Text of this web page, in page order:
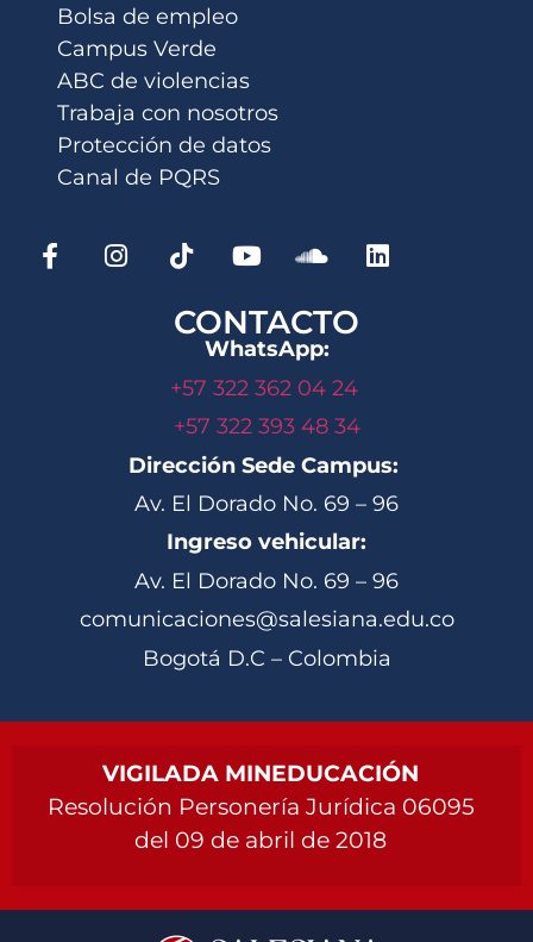
Bolsa de empleo
Campus Verde
ABC de violencias
Trabaja con nosotros
Protección de datos
Canal de PQRS
CONTACTO
WhatsApp:
+57 322 362 04 24
+57 322 393 48 34
Dirección Sede Campus:
Av. El Dorado No. 69 – 96
Ingreso vehicular:
Av. El Dorado No. 69 – 96
comunicaciones@salesiana.edu.co
Bogotá D.C – Colombia
VIGILADA MINEDUCACIÓN
Resolución Personería Jurídica 06095
del 09 de abril de 2018